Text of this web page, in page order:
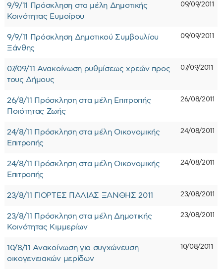
9/9/11 Πρόσκληση στα μέλη Δημοτικής
Κοινότητας Ευμοίρου
09/09/2011
9/9/11 Πρόσκληση Δημοτικού Συμβουλίου
Ξάνθης
09/09/2011
07/09/11 Ανακοίνωση ρυθμίσεως χρεών προς
τους Δήμους
07/09/2011
26/8/11 Πρόσκληση στα μέλη Επιτροπής
Ποιότητας Ζωής
26/08/2011
24/8/11 Πρόσκληση στα μέλη Οικονομικής
Επιτροπής
24/08/2011
24/8/11 Πρόσκληση στα μέλη Οικονομικής
Επιτροπής
24/08/2011
23/8/11 ΓΙΟΡΤΕΣ ΠΑΛΙΑΣ ΞΑΝΘΗΣ 2011 23/08/2011
23/8/11 Πρόσκληση στα μέλη Δημοτικής
Κοινότητας Κιμμερίων
23/08/2011
10/8/11 Ανακοίνωση για συγχώνευση
οικογενειακών μερίδων
10/08/2011